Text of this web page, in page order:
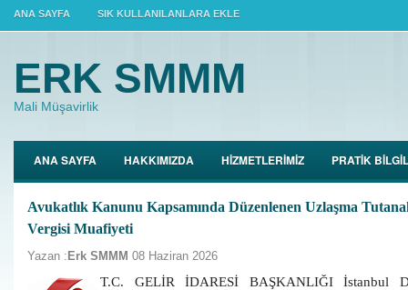
ANA SAYFA SIK KULLANILANLARA EKLE
ERK SMMM
Mali Müşavirlik
ANA SAYFA HAKKIMIZDA HİZMETLERİMİZ PRATİK
Avukatlık Kanunu Kapsamında Düzenlenen Uzlaşma
Vergisi Muafiyeti
Yazan : Erk SMMM 08 Haziran 2026
T.C. GELİR İDARESİ BAŞKANLIĞI İstanbul